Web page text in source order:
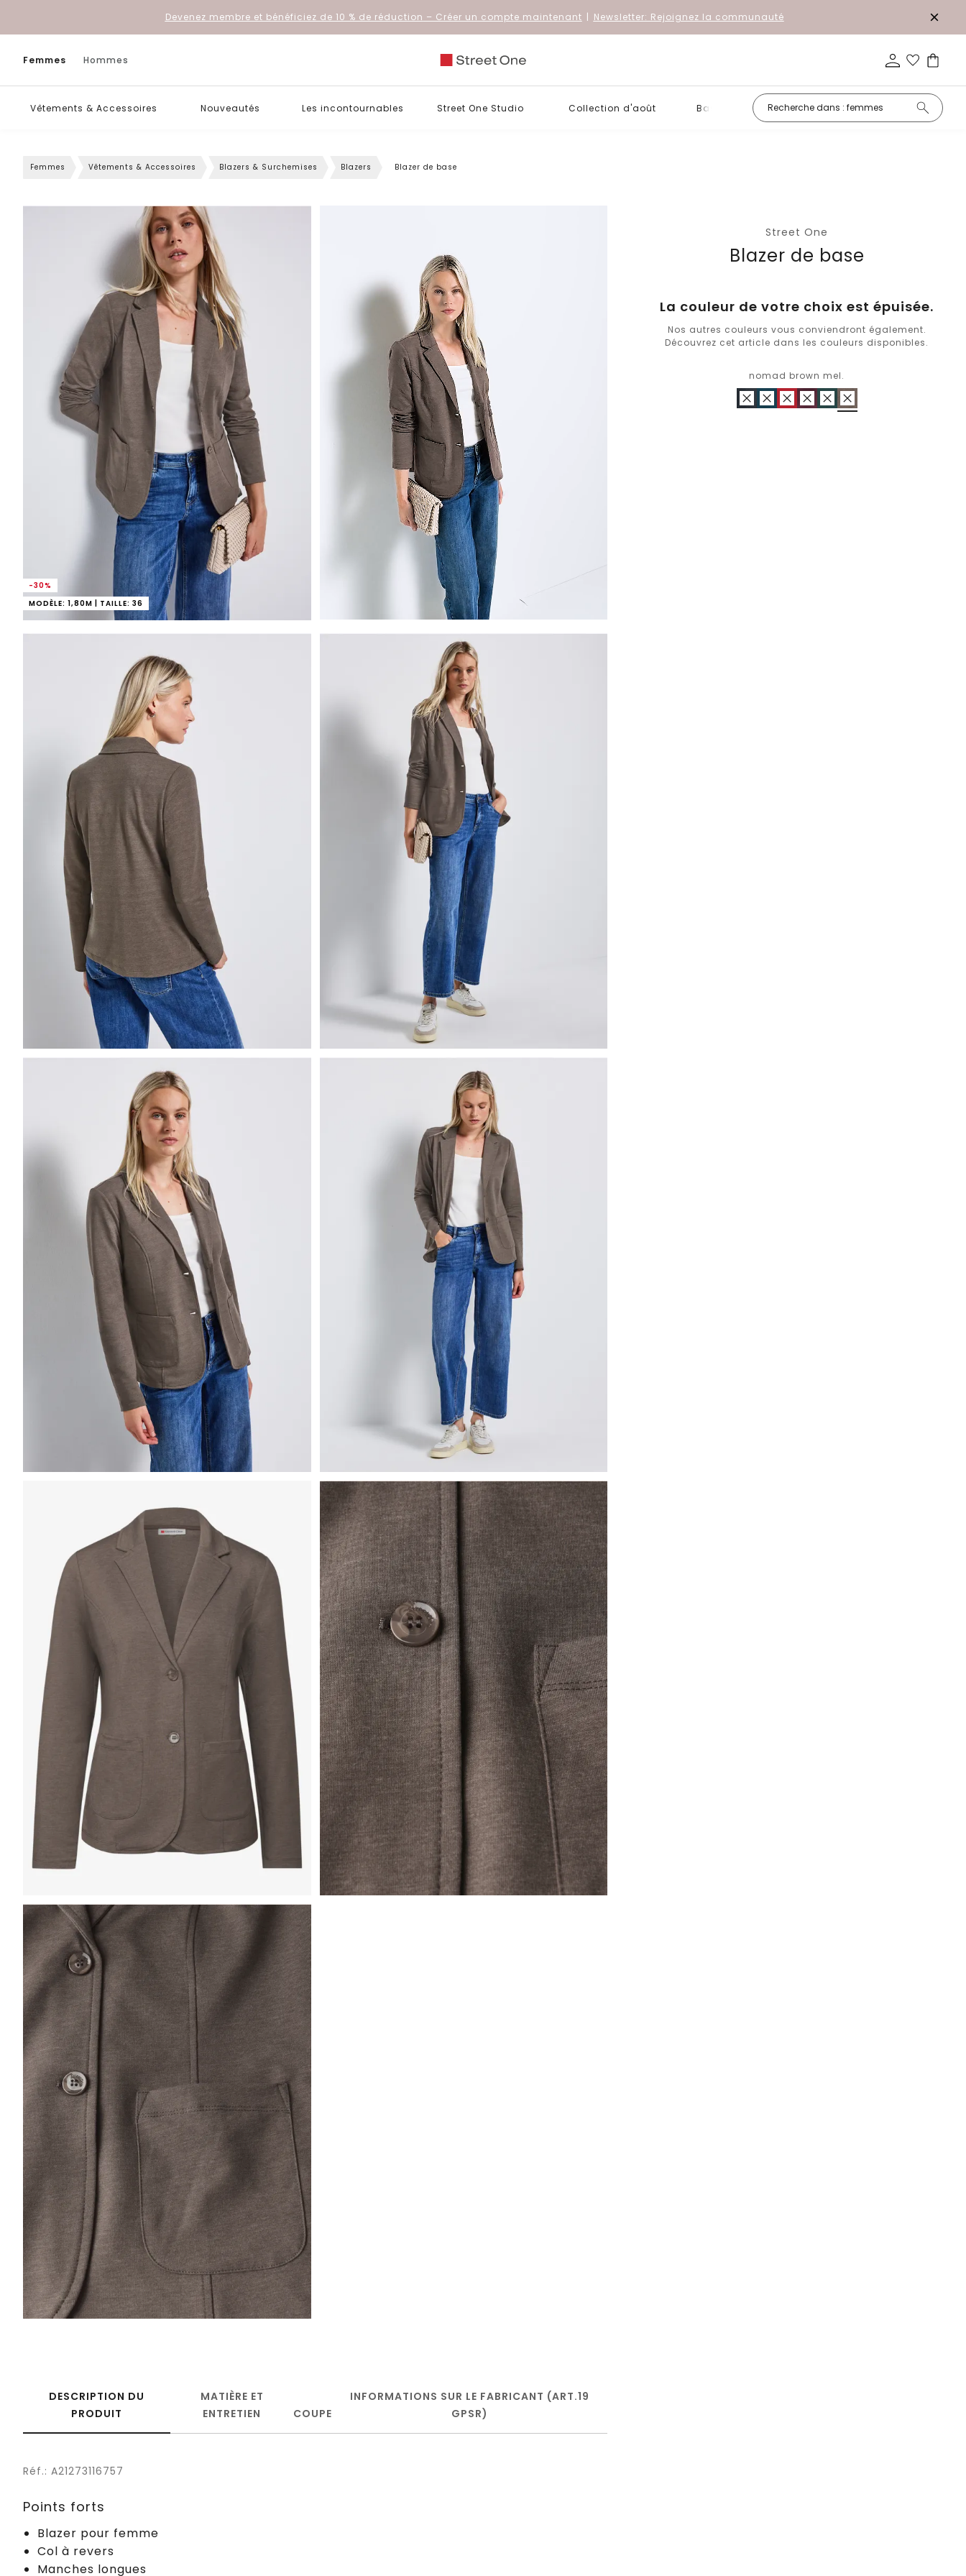
Devenez membre et bénéficiez de 10 % de réduction – Créer un compte maintenant | Newsletter: Rejoignez la communauté
Femmes Hommes
Vêtements & Accessoires Nouveautés Les incontournables Street One Studio Collection d'août Basiques Petits prix
Femmes Vêtements & Accessoires Blazers & Surchemises Blazers Blazer de base
-30%
MODÈLE: 1,80M | TAILLE: 36
Street One
Blazer de base
La couleur de votre choix est épuisée.
Nos autres couleurs vous conviendront également.
Découvrez cet article dans les couleurs disponibles.
nomad brown mel.
DESCRIPTION DU
PRODUIT
MATIÈRE ET
ENTRETIEN
COUPE
INFORMATIONS SUR LE FABRICANT (ART.19
GPSR)
Réf.: A21273116757
Points forts
Blazer pour femme
Col à revers
Manches longues